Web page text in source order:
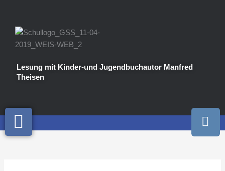
springen
Lesung mit Kinder-und Jugendbuchautor Manfred
Theisen
I
n
s